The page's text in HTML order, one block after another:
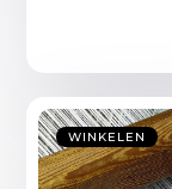
WINKELEN